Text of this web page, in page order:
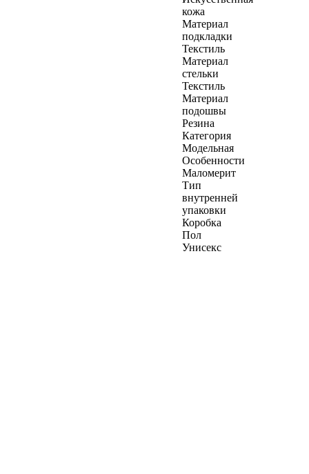
кожа
Материал
подкладки
Текстиль
Материал
стельки
Текстиль
Материал
подошвы
Резина
Категория
Модельная
Особенности
Маломерит
Тип
внутренней
упаковки
Коробка
Пол
Унисекс